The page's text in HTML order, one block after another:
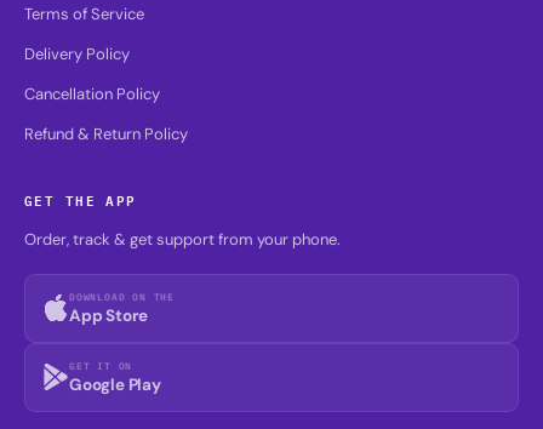
Terms of Service
Delivery Policy
Cancellation Policy
Refund & Return Policy
GET THE APP
Order, track & get support from your phone.
DOWNLOAD ON THE
App Store
GET IT ON
Google Play